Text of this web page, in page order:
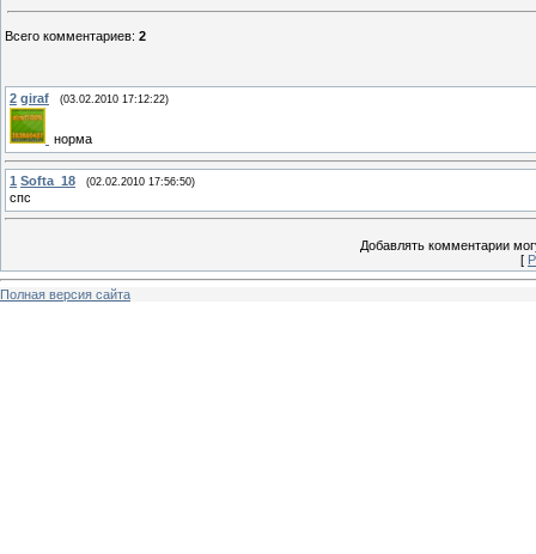
Всего комментариев: 2
2 giraf (03.02.2010 17:12:22)
норма
1 Softa_18 (02.02.2010 17:56:50)
спс
Добавлять комментарии
[
Полная версия сайта